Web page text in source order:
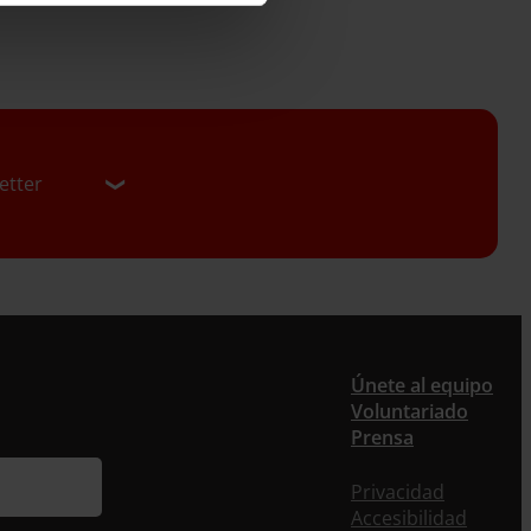
recibir nuestra newsletter mensual y los
no dejes de completar este formulario.
Únete al equipo
Voluntariado
Prensa
Privacidad
Accesibilidad